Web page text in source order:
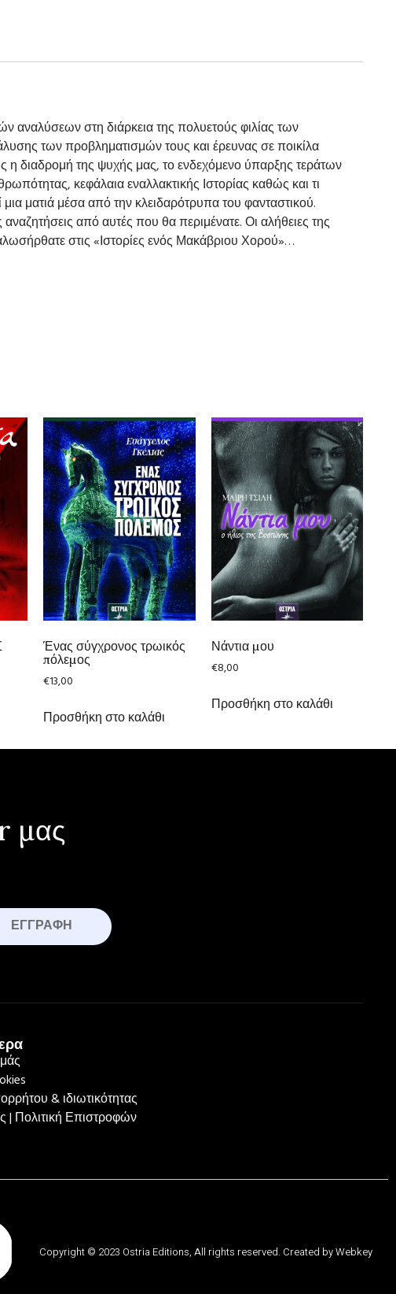
αναλύσεων στη διάρκεια της πολυετούς φιλίας των
των προβληματισμών τους και έρευνας σε ποικίλα
η διαδρομή της ψυχής μας, το ενδεχόμενο ύπαρξης τεράτων
κεφάλαια εναλλακτικής Ιστορίας καθώς και τι
ματιά μέσα από την κλειδαρότρυπα του φανταστικού.
από αυτές που θα περιμένατε. Οι αλήθειες της
στις «Ιστορίες ενός Μακάβριου Χορού»…
Ένας σύγχρονος τρωικός
πόλεμος
€13,00
Προσθήκη στο καλάθι
Νάντια μου
€8,00
Προσθήκη στο καλάθι
μας
ΕΓΓΡΑΦΉ
& ιδιωτικότητας
| Πολιτική Επιστροφών
Copyright © 2023 Ostria Editions, All rights reserved. Created byWebkey